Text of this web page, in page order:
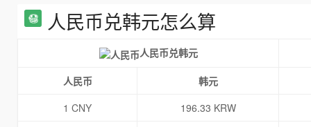
人民币兑韩元怎么算
人民币兑韩元
人民币
韩元
1 CNY
196.33 KRW